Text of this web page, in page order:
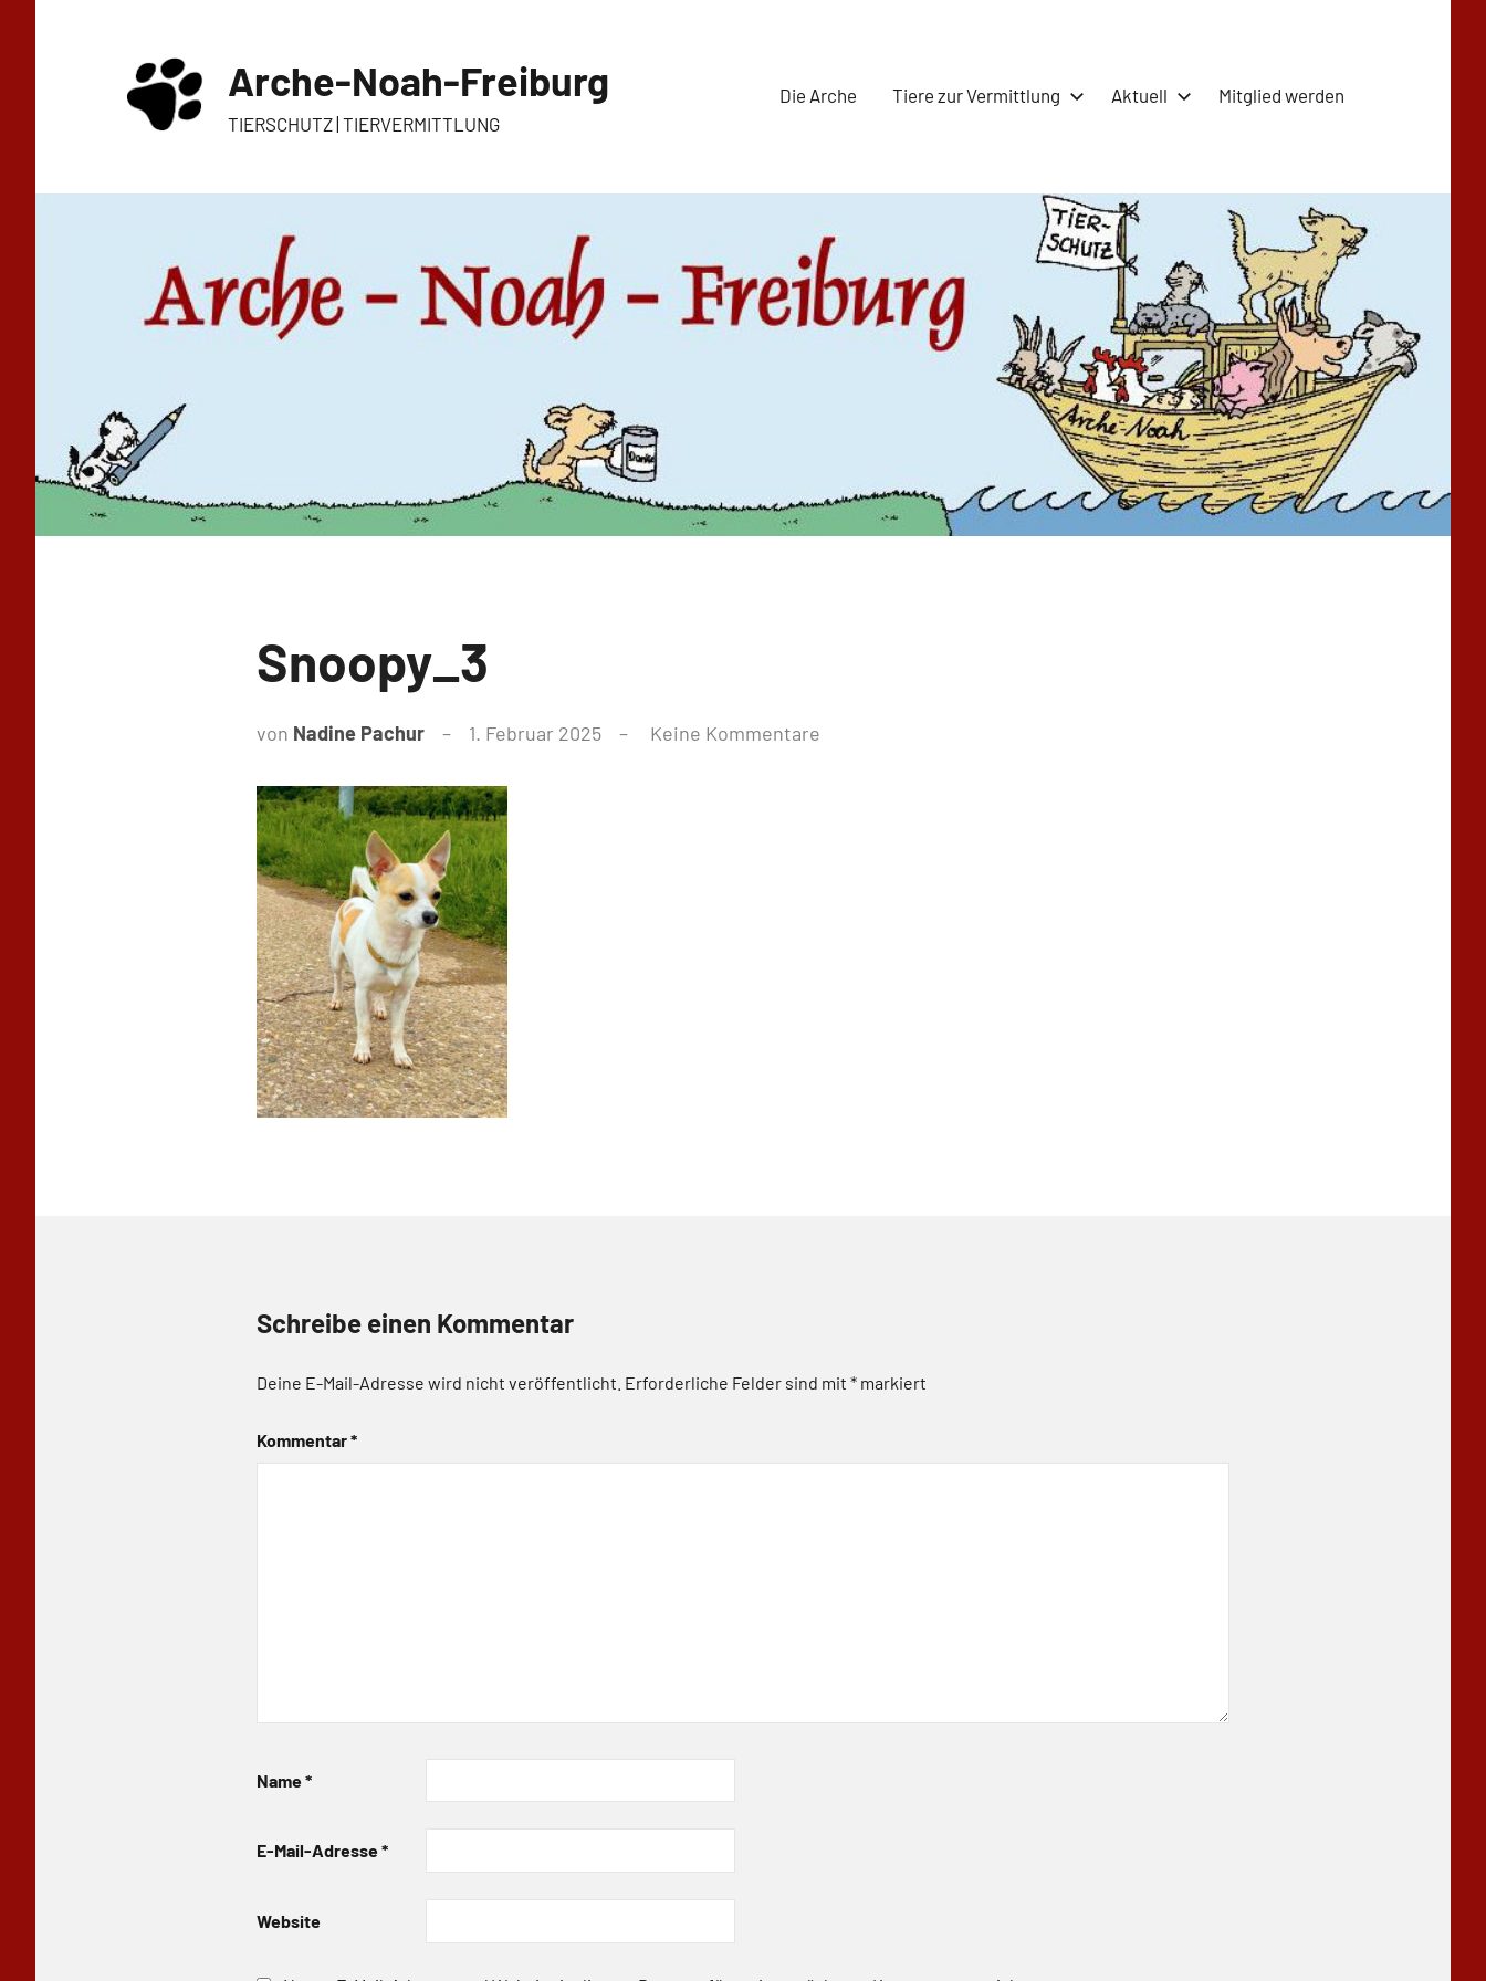
Arche-Noah-Freiburg
TIERSCHUTZ | TIERVERMITTLUNG
Die Arche Tiere zur Vermittlung Aktuell Mitglied werden
Snoopy_3
von Nadine Pachur 1. Februar 2025 Keine Kommentare
Schreibe einen Kommentar
Deine E-Mail-Adresse wird nicht veröffentlicht. Erforderliche Felder sind mit * markiert
Kommentar*
Name*
E-Mail-Adresse*
Website